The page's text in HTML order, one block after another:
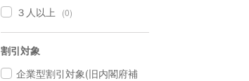
３人以上 (0)
割引対象
企業型割引対象(旧内閣府補